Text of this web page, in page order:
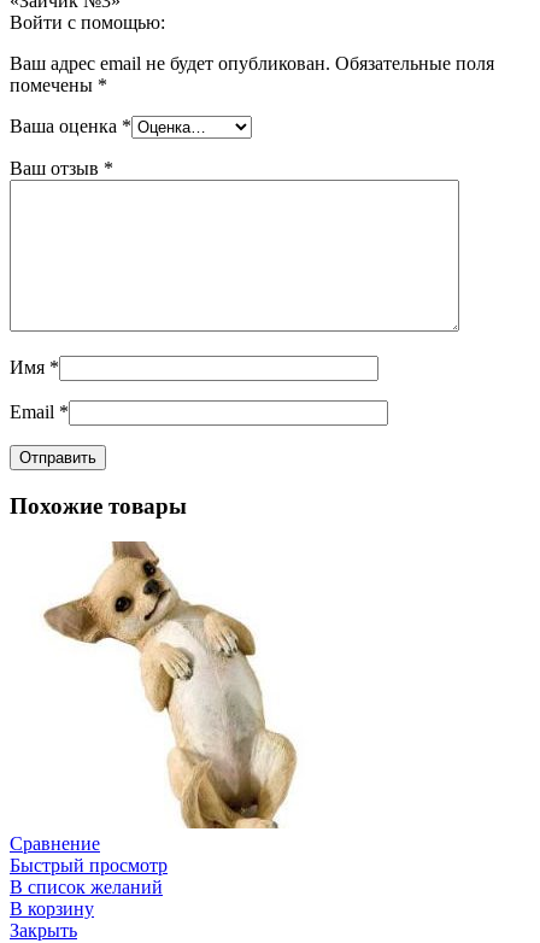
Войти с помощью:
Ваш адрес email не будет опубликован. Обязательные поля
помечены *
Ваша оценка *
Ваш отзыв *
Имя *
Email *
Похожие товары
Сравнение
Быстрый просмотр
В список желаний
В корзину
Закрыть